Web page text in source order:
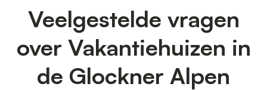
Veelgestelde vragen
over Vakantiehuizen in
de Glockner Alpen